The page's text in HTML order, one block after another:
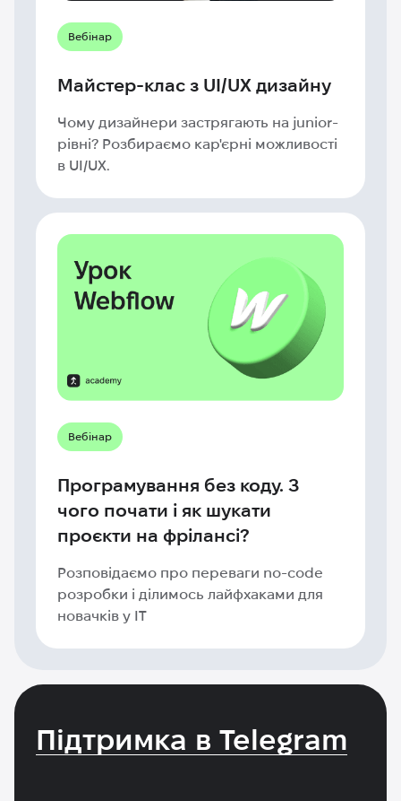
Вебінар
Майстер-клас з UI/UX дизайну
Чому дизайнери застрягають на junior-
рівні? Розбираємо кар'єрні можливості
в UI/UX.
Вебінар
Програмування без коду. З
чого почати і як шукати
проєкти на фрілансі?
Розповідаємо про переваги no-code
розробки і ділимось лайфхаками для
новачків у IT
Підтримка в Telegram